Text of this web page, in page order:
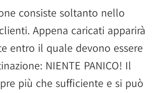
consiste soltanto nello
Appena caricati apparirà
entro il quale devono essere
NIENTE PANICO! Il
più che sufficiente e si può